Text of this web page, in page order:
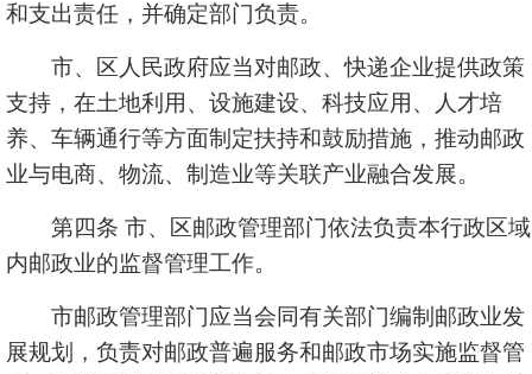
和支出责任，并确定部门负责。
市、区人民政府应当对邮政、快递企业提供政策
支持，在土地利用、设施建设、科技应用、人才培
养、车辆通行等方面制定扶持和鼓励措施，推动邮政
业与电商、物流、制造业等关联产业融合发展。
第四条 市、区邮政管理部门依法负责本行政区域
内邮政业的监督管理工作。
市邮政管理部门应当会同有关部门编制邮政业发
展规划，负责对邮政普遍服务和邮政市场实施监督管